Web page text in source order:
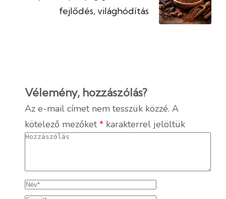
fejlődés, világhódítás
Vélemény, hozzászólás?
Az e-mail címet nem tesszük közzé. A
kötelező mezőket* karakterrel jelöltük